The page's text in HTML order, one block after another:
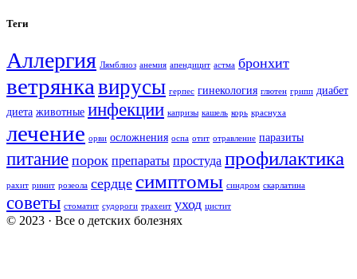
Теги
Аллергия Лямблиоз анемия апендицит астма бронхит
ветрянка вирусы герпес гинекология глютен грипп диабет
диета животные инфекции капризы кашель корь краснуха
лечение орви осложнения оспа отит отравление паразиты
питание порок препараты простуда профилактика
рахит ринит розеола сердце симптомы синдром скарлатина
советы стоматит судороги трахеит уход цистит
© 2023 · Все о детских болезнях